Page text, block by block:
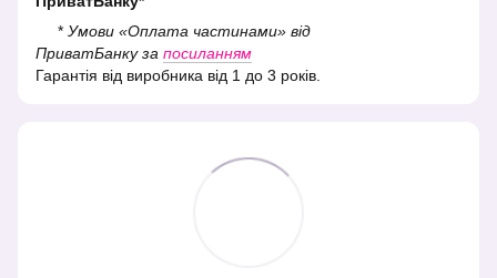
* Умови «Оплата частинами» від
ПриватБанку за посиланням
Гарантія від виробника від 1 до 3 років.